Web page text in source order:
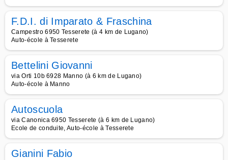
F.D.I. di Imparato & Fraschina
Campestro 6950 Tesserete (à 4 km de Lugano)
Auto-école à Tesserete
Bettelini Giovanni
via Orti 10b 6928 Manno (à 6 km de Lugano)
Auto-école à Manno
Autoscuola
via Canonica 6950 Tesserete (à 6 km de Lugano)
Ecole de conduite, Auto-école à Tesserete
Gianini Fabio